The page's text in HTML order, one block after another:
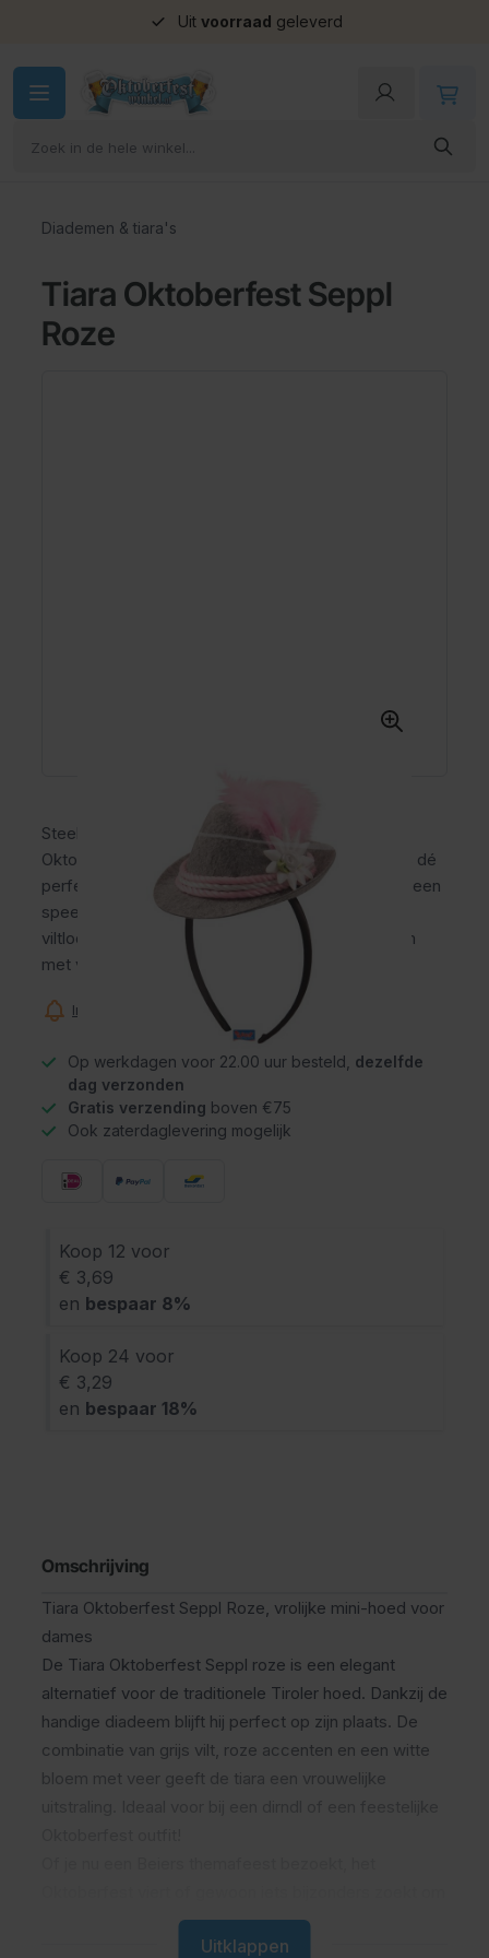
Uit voorraad geleverd
Diademen & tiara's
Tiara Oktoberfest Seppl
Roze
Steel de show op het Oktoberfest met de Tiara
Oktoberfest Seppl roze! Deze mini Tiroler hoed is dé
perfecte accessoire voor dames die houden van een
speelse én stijlvolle look. Met zijn zachte grijze
viltlook, roze details, sierlint en decoratieve bloem
met veer straal jij echte Oktoberfest vibes uit.
Informeer mij wanneer dit product op voorraad is
Op werkdagen voor 22.00 uur besteld, dezelfde
dag verzonden
Gratis verzending boven €75
Ook zaterdaglevering mogelijk
Koop 12 voor
€ 3,69
en bespaar 8%
Koop 24 voor
€ 3,29
en bespaar 18%
Omschrijving
Tiara Oktoberfest Seppl Roze, vrolijke mini-hoed voor
dames
De Tiara Oktoberfest Seppl roze is een elegant
alternatief voor de traditionele Tiroler hoed. Dankzij de
handige diadeem blijft hij perfect op zijn plaats. De
combinatie van grijs vilt, roze accenten en een witte
bloem met veer geeft de tiara een vrouwelijke
je look compleet te maken, deze tiara is de finishing
touch die jouw outfit laat opvallen. De subtiele maat
Uitklappen